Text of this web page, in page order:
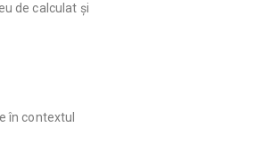
de calculat și
în contextul